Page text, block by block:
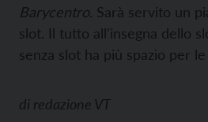
Barycentro. Sarà servito un
slot. Il tutto all'insegna dello
senza slot ha più spazio per le
di redazione VT